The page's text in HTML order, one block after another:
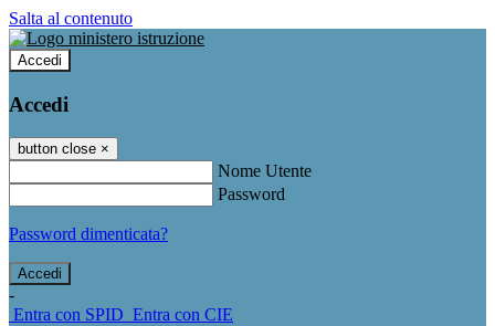
Salta al contenuto
Accedi
Accedi
button close ×
Nome Utente
Password
Password dimenticata?
-
Entra con SPID Entra con CIE